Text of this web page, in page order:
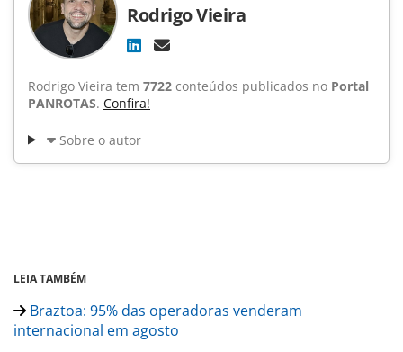
Rodrigo Vieira
Rodrigo Vieira tem 7722 conteúdos publicados no Portal
PANROTAS. Confira!
Sobre o autor
LEIA TAMBÉM
Braztoa: 95% das operadoras venderam
internacional em agosto